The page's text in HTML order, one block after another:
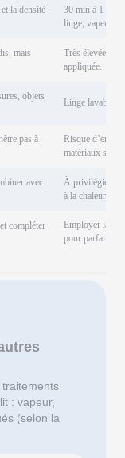
la densité
30 min à 1 h
linge, vapeur).
mais
Très élevée si
appliquée.
objets
Linge lavable,
pas à
Risque
matériaux
avec
À privilégier
à la chaleur.
compléter
Employer la
pour parfaire le
: vapeur,
(selon la